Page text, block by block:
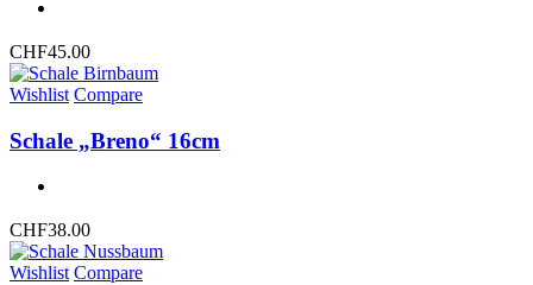
CHF45.00
Wishlist Compare
Schale „Breno“ 16cm
CHF38.00
Wishlist Compare